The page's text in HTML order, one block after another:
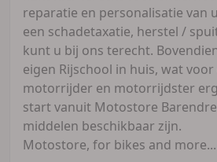
reparatie en personalisatie van
een schadetaxatie, herstel /
kunt u bij ons terecht.
eigen Rijschool in huis, wat
motorrijder en motorrijdster
start vanuit Motostore
middelen beschikbaar zijn.
Motostore, for bikes and more...